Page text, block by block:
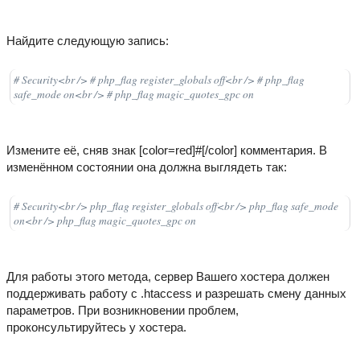
Найдите следующую запись:
# Security<br /> # php_flag register_globals off<br /> # php_flag
safe_mode on<br /> # php_flag magic_quotes_gpc on
Измените её, сняв знак [color=red]#[/color] комментария. В
изменённом состоянии она должна выглядеть так:
# Security<br /> php_flag register_globals off<br /> php_flag safe_mode
on<br /> php_flag magic_quotes_gpc on
Для работы этого метода, сервер Вашего хостера должен
поддерживать работу с .htaccess и разрешать смену данных
параметров. При возникновении проблем,
проконсультируйтесь у хостера.